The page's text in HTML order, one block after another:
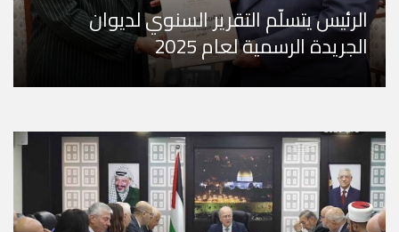
الرئيس يتسلّم التقرير السنوي لديوان
الجريدة الرسمية لعام 2025